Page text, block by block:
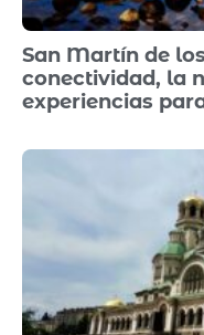
San Martín de
conectividad, la
experiencias